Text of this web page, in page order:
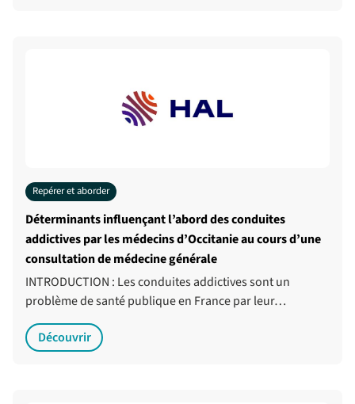
Repérer et aborder
Déterminants influençant l’abord des conduites
addictives par les médecins d’Occitanie au cours d’une
consultation de médecine générale
INTRODUCTION : Les conduites addictives sont un
problème de santé publique en France par leur…
Découvrir